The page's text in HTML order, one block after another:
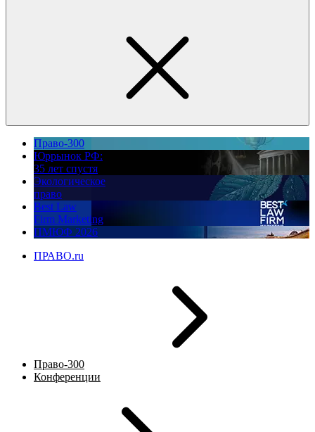
Право-300
Юррынок РФ:
35 лет спустя
Экологическое
право
Best Law
Firm Marketing
ПМЮФ 2026
ПРАВО.ru
Право-300
Конференции